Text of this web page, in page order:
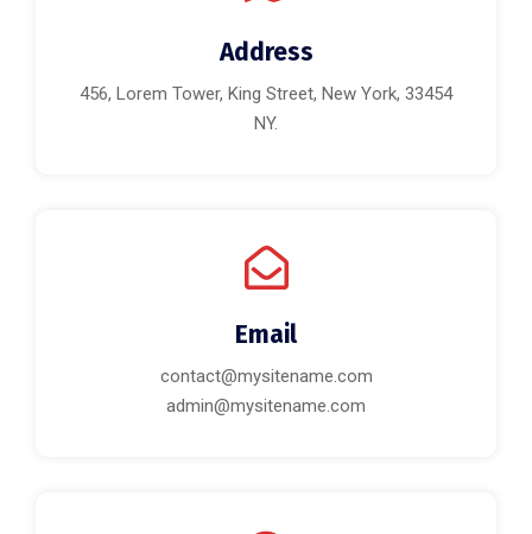
Address
456, Lorem Tower, King Street, New York, 33454
NY.
Email
contact@mysitename.com
admin@mysitename.com